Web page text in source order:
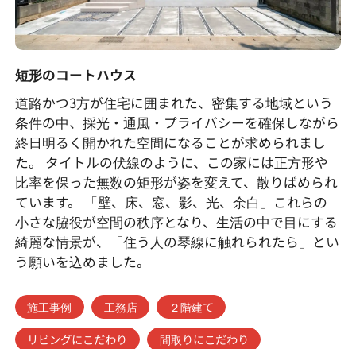
短形のコートハウス
道路かつ3方が住宅に囲まれた、密集する地域という
条件の中、採光・通風・プライバシーを確保しながら
終日明るく開かれた空間になることが求められまし
た。 タイトルの伏線のように、この家には正方形や
比率を保った無数の矩形が姿を変えて、散りばめられ
ています。 「壁、床、窓、影、光、余白」これらの
小さな脇役が空間の秩序となり、生活の中で目にする
綺麗な情景が、「住う人の琴線に触れられたら」とい
う願いを込めました。
施工事例 工務店
２階建て
リビングにこだわり
間取りにこだわり